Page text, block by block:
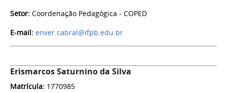
Setor: Coordenação Pedagógica - COPED
E-mail: enver.cabral@ifpb.edu.br
Erismarcos Saturnino da Silva
Matrícula: 1770985